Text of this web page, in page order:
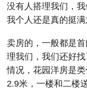
没有人搭理我们，
我个人还是真的挺满
卖房的，一般都是
理我们，我们还好
情况，花园洋房是
2.9米，一楼和二楼